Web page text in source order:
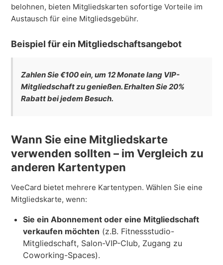
belohnen, bieten Mitgliedskarten sofortige Vorteile im
Austausch für eine Mitgliedsgebühr.
Beispiel für ein Mitgliedschaftsangebot
Zahlen Sie €100 ein, um 12 Monate lang VIP-
Mitgliedschaft zu genießen. Erhalten Sie 20%
Rabatt bei jedem Besuch.
Wann Sie eine Mitgliedskarte
verwenden sollten – im Vergleich zu
anderen Kartentypen
VeeCard bietet mehrere Kartentypen. Wählen Sie eine
Mitgliedskarte, wenn:
Sie ein Abonnement oder eine Mitgliedschaft
verkaufen möchten (z.B. Fitnessstudio-
Mitgliedschaft, Salon-VIP-Club, Zugang zu
Coworking-Spaces).